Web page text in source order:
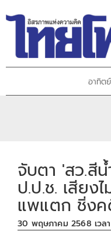
อาทิต
จับตา 'สว.สี
ป.ป.ช. เสียง
แพแตก ชิ่ง
30 พฤษภาคม 2568 เวล